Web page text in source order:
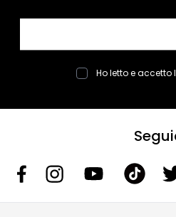
Ho letto e accetto